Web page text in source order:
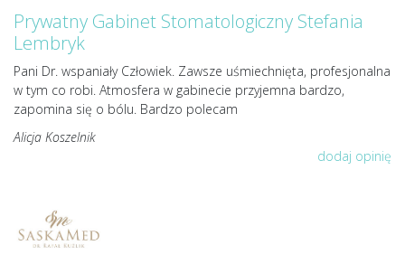
Prywatny Gabinet Stomatologiczny Stefania
Lembryk
Pani Dr. wspaniały Człowiek. Zawsze uśmiechnięta, profesjonalna
w tym co robi. Atmosfera w gabinecie przyjemna bardzo,
zapomina się o bólu. Bardzo polecam
Alicja Koszelnik
dodaj opinię